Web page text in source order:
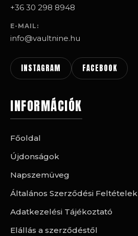
+36 30 298 8948
E-MAIL:
info@vaultnine.hu
INSTAGRAM FACEBOOK
INFORMÁCIÓK
Főoldal
Újdonságok
Napszemüveg
Általános Szerződési Feltételek
Adatkezelési Tájékoztató
Elállás a szerződéstől